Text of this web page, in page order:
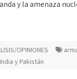
y la amenaza
OPINIONES
y Pakistán